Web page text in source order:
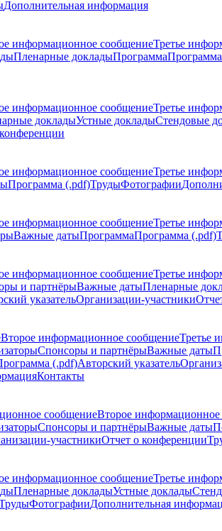
Дополнительная информация
информационное сообщениеТретье
Пленарные докладыПрограмма
информационное сообщениеТретье
докладыУстные докладыСтендовые
информационное сообщениеТретье
Программа (.pdf)ТрудыФотографии
информационное сообщениеТретье
Важные датыПрограммаПрограмма (.pdf)
информационное сообщениеТретье
и партнёрыВажные датыПленарные
указательОрганизации-участники
Второе информационное сообщениеТретье
Спонсоры и партнёрыВажные даты
(.pdf)Авторский указатель
Контакты
сообщениеВторое
Спонсоры и партнёрыВажные даты
участникиОтчет о конференции
информационное сообщениеТретье
Пленарные докладыУстные доклады
ФотографииДополнительная